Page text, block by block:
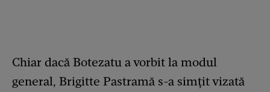
Chiar dacă Botezatu a vorbit la modul
general, Brigitte Pastramă s-a simțit vizată